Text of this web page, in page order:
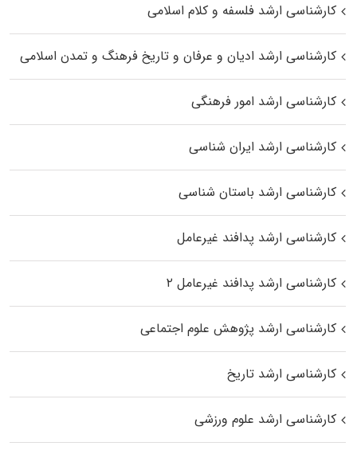
کارشناسی ارشد فلسفه و کلام اسلامی
کارشناسی ارشد ادیان و عرفان و تاریخ فرهنگ و تمدن اسلامی
کارشناسی ارشد امور فرهنگی
کارشناسی ارشد ایران شناسی
کارشناسی ارشد باستان شناسی
کارشناسی ارشد پدافند غیرعامل
کارشناسی ارشد پدافند غیرعامل ۲
کارشناسی ارشد پژوهش علوم اجتماعی
کارشناسی ارشد تاریخ
کارشناسی ارشد علوم ورزشی